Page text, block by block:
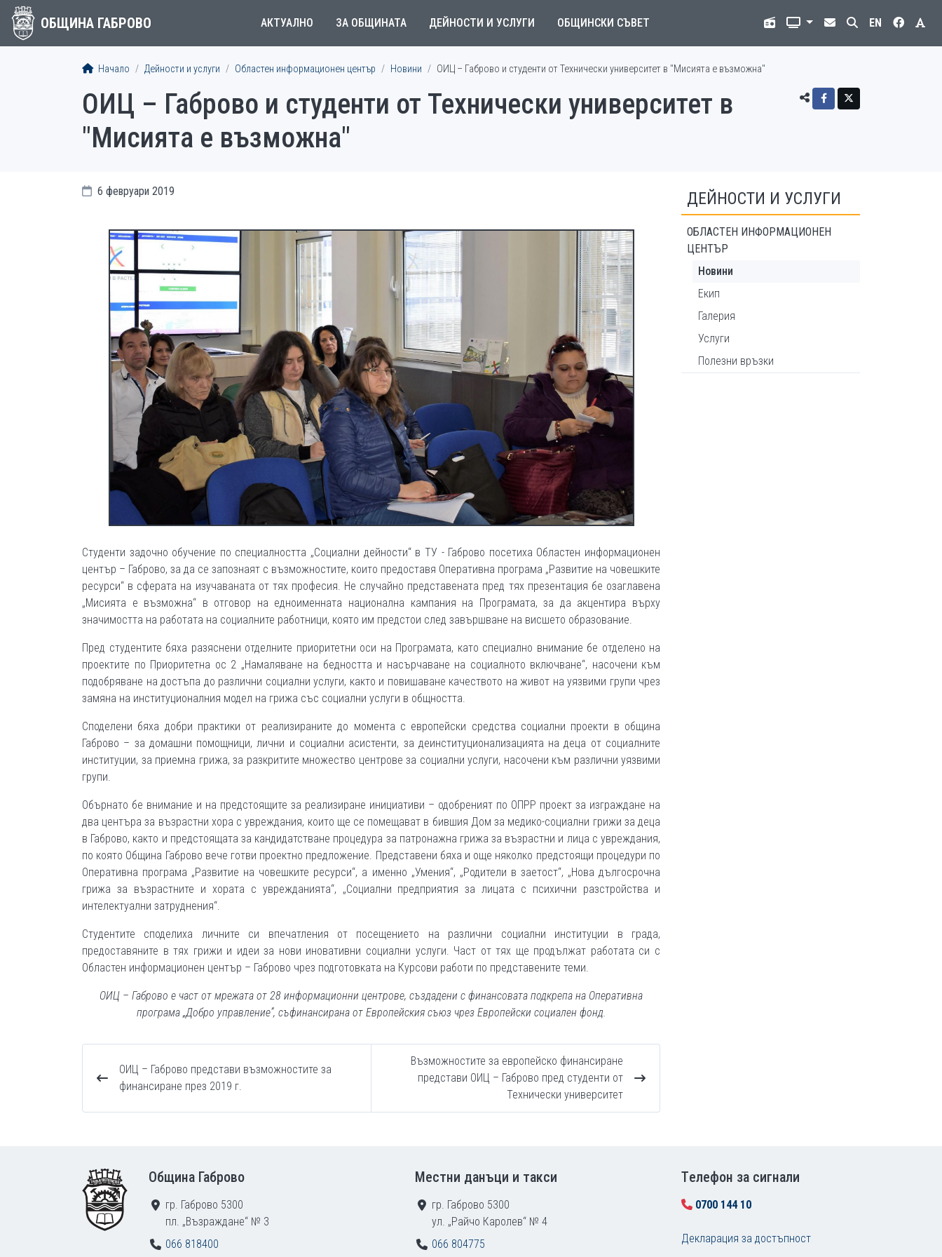
ОБЩИНА ГАБРОВО АКТУАЛНО ЗА ОБЩИНАТА ДЕЙНОСТИ И УСЛУГИ ОБЩИНСКИ СЪВЕТ EN
Начало Дейности и услуги Областен информационен център Новини ОИЦ – Габрово и студенти от Технически университет в "Мисията е възможна"
ОИЦ – Габрово и студенти от Технически университет в
"Мисията е възможна"
6 февруари 2019
Студенти задочно обучение по специалността „Социални дейности“ в ТУ - Габрово посетиха Областен информационен
център – Габрово, за да се запознаят с възможностите, които предоставя Оперативна програма „Развитие на човешките
ресурси“ в сферата на изучаваната от тях професия. Не случайно представената пред тях презентация бе озаглавена
„Мисията е възможна“ в отговор на едноименната национална кампания на Програмата, за да акцентира върху
значимостта на работата на социалните работници, която им предстои след завършване на висшето образование.
Пред студентите бяха разяснени отделните приоритетни оси на Програмата, като специално внимание бе отделено на
проектите по Приоритетна ос 2 „Намаляване на бедността и насърчаване на социалното включване“, насочени към
подобряване на достъпа до различни социални услуги, както и повишаване качеството на живот на уязвими групи чрез
замяна на институционалния модел на грижа със социални услуги в общността.
Споделени бяха добри практики от реализираните до момента с европейски средства социални проекти в община
Габрово – за домашни помощници, лични и социални асистенти, за деинституционализацията на деца от социалните
институции, за приемна грижа, за разкритите множество центрове за социални услуги, насочени към различни уязвими
групи.
Обърнато бе внимание и на предстоящите за реализиране инициативи – одобреният по ОПРР проект за изграждане на
два центъра за възрастни хора с увреждания, които ще се помещават в бившия Дом за медико-социални грижи за деца
в Габрово, както и предстоящата за кандидатстване процедура за патронажна грижа за възрастни и лица с увреждания,
по която Община Габрово вече готви проектно предложение. Представени бяха и още няколко предстоящи процедури по
Оперативна програма „Развитие на човешките ресурси“, а именно „Умения“, „Родители в заетост“, „Нова дългосрочна
грижа за възрастните и хората с уврежданията“, „Социални предприятия за лицата с психични разстройства и
интелектуални затруднения“.
Студентите споделиха личните си впечатления от посещението на различни социални институции в града,
предоставяните в тях грижи и идеи за нови иновативни социални услуги. Част от тях ще продължат работата си с
Областен информационен център – Габрово чрез подготовката на Курсови работи по представените теми.
ОИЦ – Габрово е част от мрежата от 28 информационни центрове, създадени с финансовата подкрепа на Оперативна
програма „Добро управление”, съфинансирана от Европейския съюз чрез Европейски социален фонд.
ОИЦ – Габрово представи възможностите за
финансиране през 2019 г.
Възможностите за европейско финансиране
представи ОИЦ – Габрово пред студенти от
Технически университет
ДЕЙНОСТИ И УСЛУГИ
ОБЛАСТЕН ИНФОРМАЦИОНЕН
ЦЕНТЪР
Новини
Екип
Галерия
Услуги
Полезни връзки
Община Габрово
гр. Габрово 5300
пл. „Възраждане“ № 3
066 818400
Местни данъци и такси
гр. Габрово 5300
ул. „Райчо Каролев“ № 4
066 804775
Tелефон за сигнали
0700 144 10
Декларация за достъпност